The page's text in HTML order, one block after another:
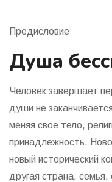
Предисловие
Душа
Человек завершает
души не
меняя свое тело,
принадлежность.
новый исторический
другая страна,